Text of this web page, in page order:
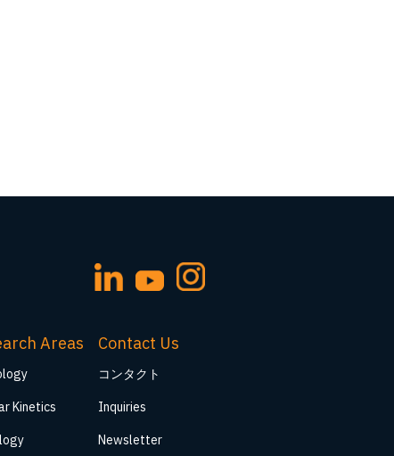
Areas
Kinetics
Contact Us
コンタクト
Inquiries
Newsletter